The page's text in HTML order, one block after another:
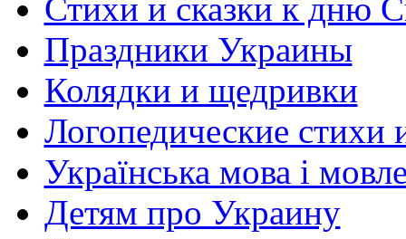
Стихи и сказки к дню
Праздники Украины
Колядки и щедривки
Логопедические стихи
Українська мова і
Детям про Украину